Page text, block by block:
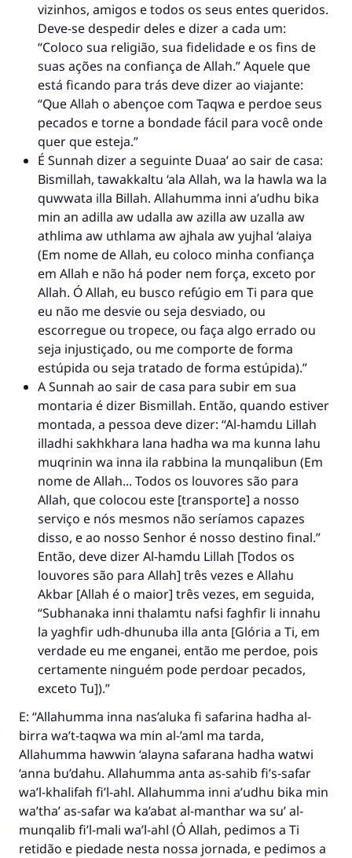
vizinhos, amigos e todos os seus entes queridos.
Deve-se despedir deles e dizer a cada um:
“Coloco sua religião, sua fidelidade e os fins de
suas ações na confiança de Allah.” Aquele que
está ficando para trás deve dizer ao viajante:
“Que Allah o abençoe com Taqwa e perdoe seus
pecados e torne a bondade fácil para você onde
quer que esteja.”
É Sunnah dizer a seguinte Duaa’ ao sair de casa:
Bismillah, tawakkaltu ‘ala Allah, wa la hawla wa la
quwwata illa Billah. Allahumma inni a’udhu bika
min an adilla aw udalla aw azilla aw uzalla aw
athlima aw uthlama aw ajhala aw yujhal ‘alaiya
(Em nome de Allah, eu coloco minha confiança
em Allah e não há poder nem força, exceto por
Allah. Ó Allah, eu busco refúgio em Ti para que
eu não me desvie ou seja desviado, ou
escorregue ou tropece, ou faça algo errado ou
seja injustiçado, ou me comporte de forma
estúpida ou seja tratado de forma estúpida).”
A Sunnah ao sair de casa para subir em sua
montaria é dizer Bismillah. Então, quando estiver
montada, a pessoa deve dizer: “Al-hamdu Lillah
illadhi sakhkhara lana hadha wa ma kunna lahu
muqrinin wa inna ila rabbina la munqalibun (Em
nome de Allah... Todos os louvores são para
Allah, que colocou este [transporte] a nosso
serviço e nós mesmos não seríamos capazes
disso, e ao nosso Senhor é nosso destino final.”
Então, deve dizer Al-hamdu Lillah [Todos os
louvores são para Allah] três vezes e Allahu
Akbar [Allah é o maior] três vezes, em seguida,
“Subhanaka inni thalamtu nafsi faghfir li innahu
la yaghfir udh-dhunuba illa anta [Glória a Ti, em
verdade eu me enganei, então me perdoe, pois
certamente ninguém pode perdoar pecados,
exceto Tu]).”
E: “Allahumma inna nas’aluka fi safarina hadha al-
birra wa’t-taqwa wa min al-’aml ma tarda,
Allahumma hawwin ‘alayna safarana hadha watwi
‘anna bu’dahu. Allahumma anta as-sahib fi’s-safar
wa’l-khalifah fi’l-ahl. Allahumma inni a’udhu bika min
wa’tha’ as-safar wa ka’abat al-manthar wa su’ al-
munqalib fi’l-mali wa’l-ahl (Ó Allah, pedimos a Ti
retidão e piedade nesta nossa jornada, e pedimos a
A resposta n° 110845 salvou um
casamento.